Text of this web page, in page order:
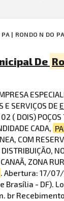
| RONDO N DO
De
E SERVIÇOS DE
( DOIS)
CADA,
COM
ZONA
. Abertura: 17/
Brasília - DF).
br